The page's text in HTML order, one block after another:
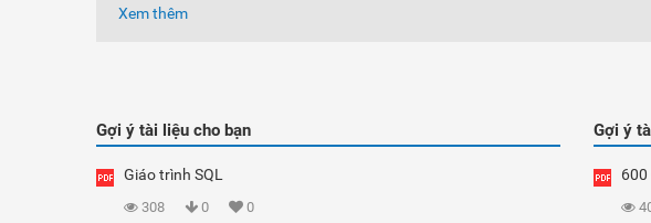
Xem thêm
Gợi ý tài liệu cho bạn
Giáo trình SQL
308 0 0
Gợi ý
600